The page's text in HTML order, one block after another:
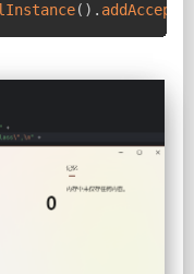
( ) . addAccept